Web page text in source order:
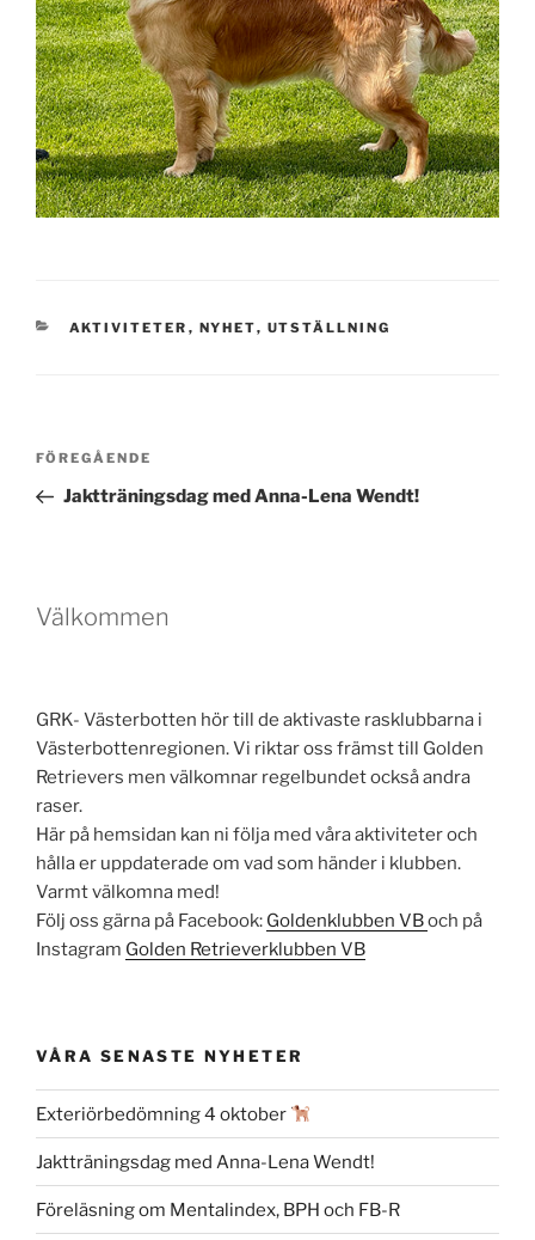
KATEGORIER
AKTIVITETER , NYHET, UTSTÄLLNING
Inläggsnavigering
Föregående
inlägg
FÖREGÅENDE
Jaktträningsdag med Anna-Lena Wendt!
Välkommen
GRK- Västerbotten hör till de aktivaste rasklubbarna i
Västerbottenregionen. Vi riktar oss främst till Golden
Retrievers men välkomnar regelbundet också andra
raser.
Här på hemsidan kan ni följa med våra aktiviteter och
hålla er uppdaterade om vad som händer i klubben.
Varmt välkomna med!
Följ oss gärna på Facebook: Goldenklubben VBoch på
Instagram Golden Retrieverklubben VB
VÅRA SENASTE NYHETER
Exteriörbedömning 4 oktober
Jaktträningsdag med Anna-Lena Wendt!
Föreläsning om Mentalindex, BPH och FB-R